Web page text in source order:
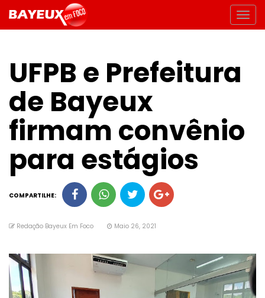
UFPB e Prefeitura
de Bayeux
firmam convênio
para estágios
COMPARTILHE:
Redação Bayeux Em Foco Maio 26, 2021